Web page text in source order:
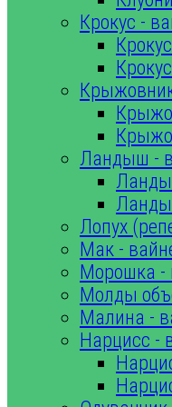
Крокус -
Ландыш -
Лопух
Мак -
Морошка -
Молды
Малина -
Нарцисс -